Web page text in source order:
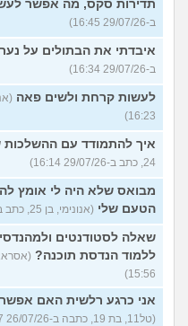
תדירות סקס, מה אפשר
ב-29/07/26 16:45)
איבדתי את הבתולים על
ב-29/07/26 16:34)
לעשות קרחת ולשים פאה
16:23)
איך להתמודד עם ההשלכות
24, כתב ב-29/07/26 16:14)
מבואס שלא היה לי אומץ
הטעם שלי (אנונימי, בן 25, כתב ב-29/07/26 16:05)
שאלה לסטודנטים
ללמוד הנדסת תוכנה?
15:56)
אני כרגע רלשית האם
(טל11, בת 19, כתבה ב-26/07/26 16:47)